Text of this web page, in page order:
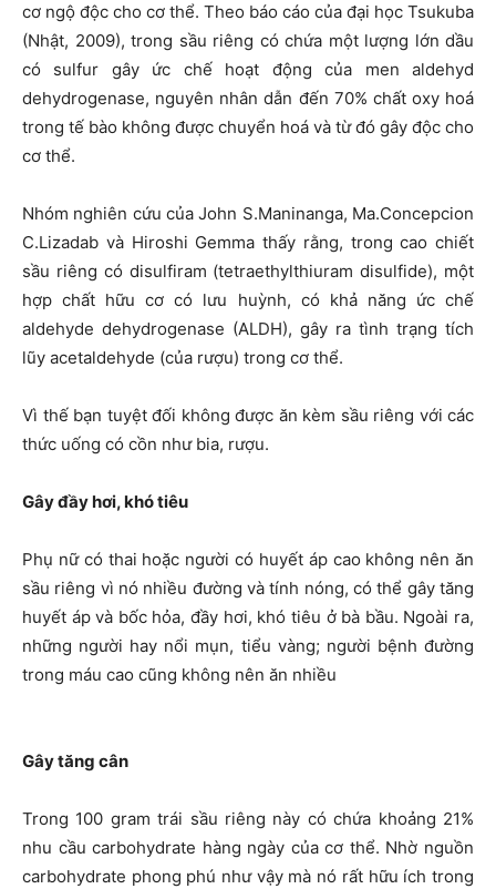
cơ ngộ độc cho cơ thể. Theo báo cáo của đại học Tsukuba
(Nhật, 2009), trong sầu riêng có chứa một lượng lớn dầu
có sulfur gây ức chế hoạt động của men aldehyd
dehydrogenase, nguyên nhân dẫn đến 70% chất oxy hoá
trong tế bào không được chuyển hoá và từ đó gây độc cho
cơ thể.
Nhóm nghiên cứu của John S.Maninanga, Ma.Concepcion
C.Lizadab và Hiroshi Gemma thấy rằng, trong cao chiết
sầu riêng có disulfiram (tetraethylthiuram disulfide), một
hợp chất hữu cơ có lưu huỳnh, có khả năng ức chế
aldehyde dehydrogenase (ALDH), gây ra tình trạng tích
lũy acetaldehyde (của rượu) trong cơ thể.
Vì thế bạn tuyệt đối không được ăn kèm sầu riêng với các
thức uống có cồn như bia, rượu.
Gây đầy hơi, khó tiêu
Phụ nữ có thai hoặc người có huyết áp cao không nên ăn
sầu riêng vì nó nhiều đường và tính nóng, có thể gây tăng
huyết áp và bốc hỏa, đầy hơi, khó tiêu ở bà bầu. Ngoài ra,
những người hay nổi mụn, tiểu vàng; người bệnh đường
trong máu cao cũng không nên ăn nhiều
Gây tăng cân
Trong 100 gram trái sầu riêng này có chứa khoảng 21%
nhu cầu carbohydrate hàng ngày của cơ thể. Nhờ nguồn
carbohydrate phong phú như vậy mà nó rất hữu ích trong